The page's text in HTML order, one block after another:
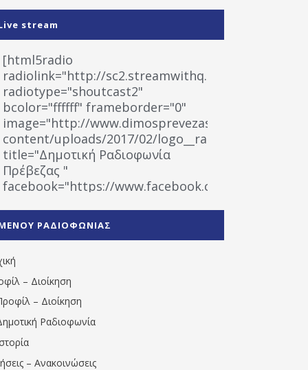
stream
[html5radio
radiolink="http://sc2.streamwithq.com:8028/
radiotype="shoutcast2"
bcolor="ffffff" frameborder="0"
image="http://www.dimosprevezas.gr/wp-
content/uploads/2017/02/logo__radiofonias.jpg"
title="Δημοτική Ραδιοφωνία
Πρέβεζας "
facebook="https://www.facebook.com/
1531194763766854/" artist="" ]
ΡΑΔΙΟΦΩΝΙΑΣ
– Διοίκηση
– Διοίκηση
Ραδιοφωνία
– Ανακοινώσεις